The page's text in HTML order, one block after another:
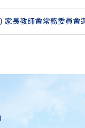
長教師會常務委員會